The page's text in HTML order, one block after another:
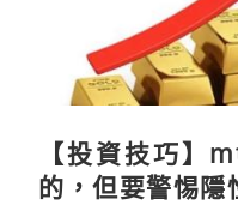
【投資技巧】
的，但要警惕隱